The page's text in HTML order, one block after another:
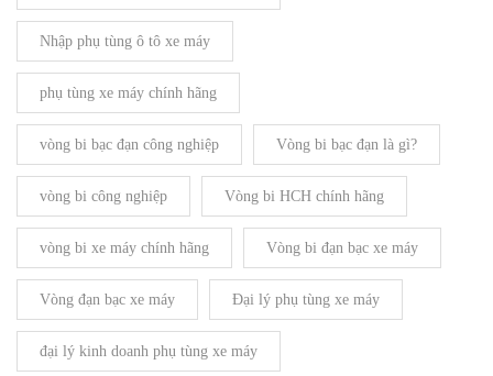
Nhập phụ tùng ô tô xe máy
phụ tùng xe máy chính hãng
vòng bi bạc đạn công nghiệp Vòng bi bạc đạn là gì?
vòng bi công nghiệp Vòng bi HCH chính hãng
vòng bi xe máy chính hãng Vòng bi đạn bạc xe máy
Vòng đạn bạc xe máy Đại lý phụ tùng xe máy
đại lý kinh doanh phụ tùng xe máy